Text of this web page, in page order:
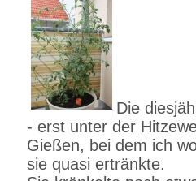
Die
- erst unter der
Gießen, bei dem ich
sie quasi ertränkte.